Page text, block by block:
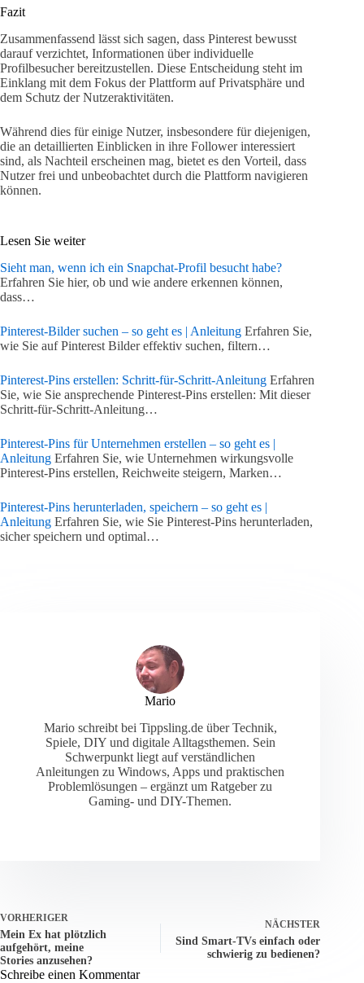
Fazit
Zusammenfassend lässt sich sagen, dass Pinterest bewusst
darauf verzichtet, Informationen über individuelle
Profilbesucher bereitzustellen. Diese Entscheidung steht im
Einklang mit dem Fokus der Plattform auf Privatsphäre und
dem Schutz der Nutzeraktivitäten.
Während dies für einige Nutzer, insbesondere für diejenigen,
die an detaillierten Einblicken in ihre Follower interessiert
sind, als Nachteil erscheinen mag, bietet es den Vorteil, dass
Nutzer frei und unbeobachtet durch die Plattform navigieren
können.
Lesen Sie weiter
Sieht man, wenn ich ein Snapchat-Profil besucht habe?
Erfahren Sie hier, ob und wie andere erkennen können,
dass…
Pinterest-Bilder suchen – so geht es | Anleitung Erfahren Sie,
wie Sie auf Pinterest Bilder effektiv suchen, filtern…
Pinterest-Pins erstellen: Schritt-für-Schritt-Anleitung Erfahren
Sie, wie Sie ansprechende Pinterest-Pins erstellen: Mit dieser
Schritt-für-Schritt-Anleitung…
Pinterest-Pins für Unternehmen erstellen – so geht es |
Anleitung Erfahren Sie, wie Unternehmen wirkungsvolle
Pinterest-Pins erstellen, Reichweite steigern, Marken…
Pinterest-Pins herunterladen, speichern – so geht es |
Anleitung Erfahren Sie, wie Sie Pinterest-Pins herunterladen,
sicher speichern und optimal…
Mario
Mario schreibt bei Tippsling.de über Technik,
Spiele, DIY und digitale Alltagsthemen. Sein
Schwerpunkt liegt auf verständlichen
Anleitungen zu Windows, Apps und praktischen
Problemlösungen – ergänzt um Ratgeber zu
Gaming- und DIY-Themen.
VORHERIGER
Mein Ex hat plötzlich
aufgehört, meine
Stories anzusehen?
NÄCHSTER
Sind Smart-TVs einfach oder
schwierig zu bedienen?
Schreibe einen Kommentar